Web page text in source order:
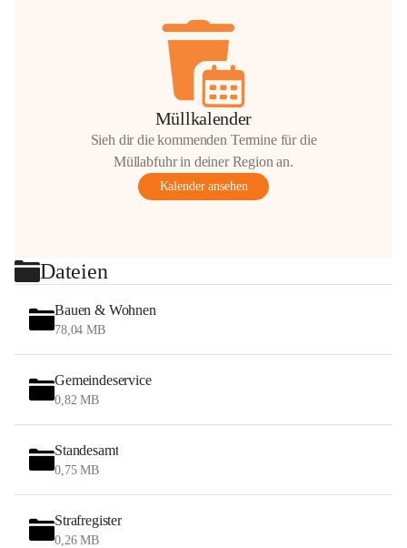
Müllkalender
Sieh dir die kommenden Termine für die
Müllabfuhr in deiner Region an.
Kalender ansehen
Dateien
Bauen & Wohnen
78,04 MB
Gemeindeservice
0,82 MB
Standesamt
0,75 MB
Strafregister
0,26 MB